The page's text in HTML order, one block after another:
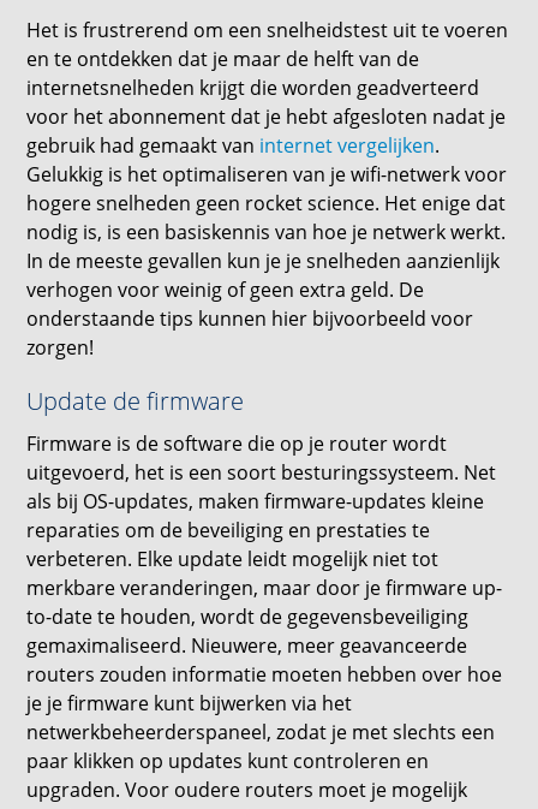
Het is frustrerend om een snelheidstest uit te voeren
en te ontdekken dat je maar de helft van de
internetsnelheden krijgt die worden geadverteerd
voor het abonnement dat je hebt afgesloten nadat je
gebruik had gemaakt van internet vergelijken.
Gelukkig is het optimaliseren van je wifi-netwerk voor
hogere snelheden geen rocket science. Het enige dat
nodig is, is een basiskennis van hoe je netwerk werkt.
In de meeste gevallen kun je je snelheden aanzienlijk
verhogen voor weinig of geen extra geld. De
onderstaande tips kunnen hier bijvoorbeeld voor
zorgen!
Update de firmware
Firmware is de software die op je router wordt
uitgevoerd, het is een soort besturingssysteem. Net
als bij OS-updates, maken firmware-updates kleine
reparaties om de beveiliging en prestaties te
verbeteren. Elke update leidt mogelijk niet tot
merkbare veranderingen, maar door je firmware up-
to-date te houden, wordt de gegevensbeveiliging
gemaximaliseerd. Nieuwere, meer geavanceerde
routers zouden informatie moeten hebben over hoe
je je firmware kunt bijwerken via het
netwerkbeheerderspaneel, zodat je met slechts een
paar klikken op updates kunt controleren en
upgraden. Voor oudere routers moet je mogelijk